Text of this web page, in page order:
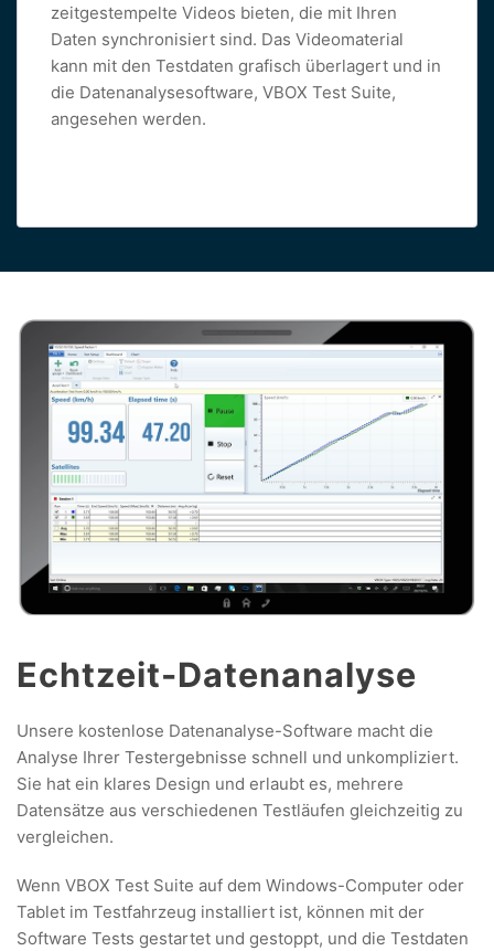
zeitgestempelte Videos bieten, die mit Ihren
Daten synchronisiert sind. Das Videomaterial
kann mit den Testdaten grafisch überlagert und in
die Datenanalysesoftware, VBOX Test Suite,
angesehen werden.
Echtzeit-Datenanalyse
Unsere kostenlose Datenanalyse-Software macht die
Analyse Ihrer Testergebnisse schnell und unkompliziert.
Sie hat ein klares Design und erlaubt es, mehrere
Datensätze aus verschiedenen Testläufen gleichzeitig zu
vergleichen.
Wenn VBOX Test Suite auf dem Windows-Computer oder
Tablet im Testfahrzeug installiert ist, können mit der
Software Tests gestartet und gestoppt, und die Testdaten